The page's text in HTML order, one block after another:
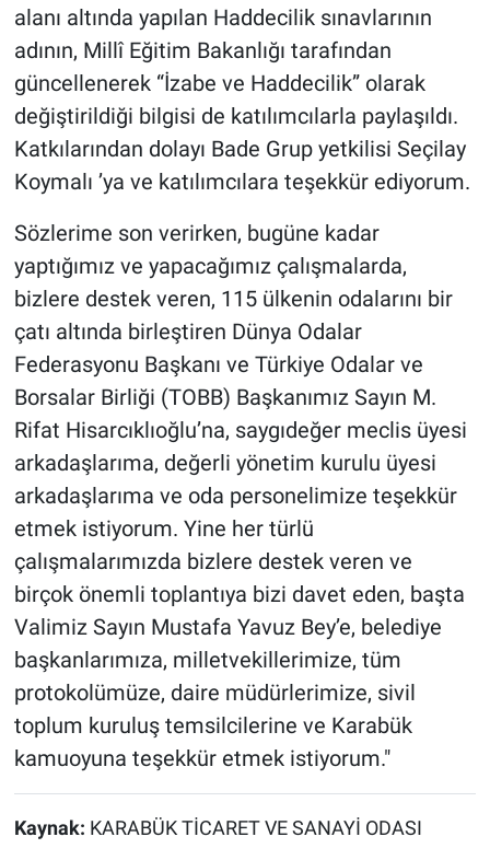
alanı altında yapılan Haddecilik sınavlarının
adının, Millî Eğitim Bakanlığı tarafından
güncellenerek “İzabe ve Haddecilik” olarak
değiştirildiği bilgisi de katılımcılarla paylaşıldı.
Katkılarından dolayı Bade Grup yetkilisi Seçilay
Koymalı ’ya ve katılımcılara teşekkür ediyorum.
Sözlerime son verirken, bugüne kadar
yaptığımız ve yapacağımız çalışmalarda,
bizlere destek veren, 115 ülkenin odalarını bir
çatı altında birleştiren Dünya Odalar
Federasyonu Başkanı ve Türkiye Odalar ve
Borsalar Birliği (TOBB) Başkanımız Sayın M.
Rifat Hisarcıklıoğlu’na, saygıdeğer meclis üyesi
arkadaşlarıma, değerli yönetim kurulu üyesi
arkadaşlarıma ve oda personelimize teşekkür
etmek istiyorum. Yine her türlü
çalışmalarımızda bizlere destek veren ve
birçok önemli toplantıya bizi davet eden, başta
Valimiz Sayın Mustafa Yavuz Bey’e, belediye
başkanlarımıza, milletvekillerimize, tüm
protokolümüze, daire müdürlerimize, sivil
toplum kuruluş temsilcilerine ve Karabük
kamuoyuna teşekkür etmek istiyorum."
Kaynak: KARABÜK TİCARET VE SANAYİ ODASI